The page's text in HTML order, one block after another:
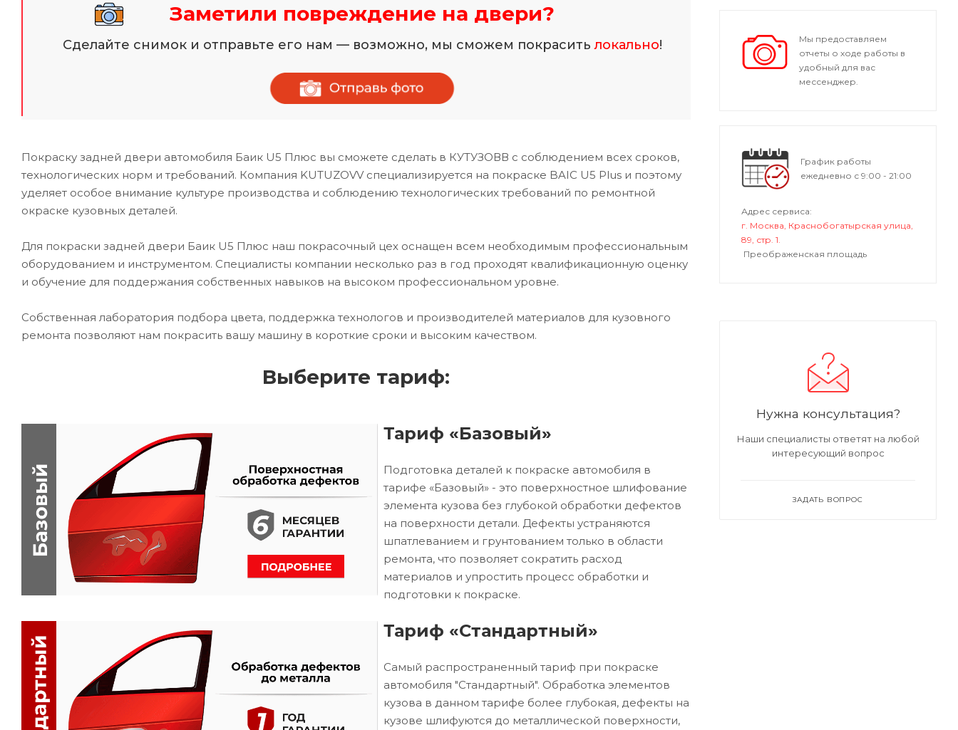
Заметили повреждение на двери?
Сделайте снимок и отправьте его нам — возможно, мы сможем покраситьлокально!
Покраску задней двери автомобиля Баик U5 Плюс вы сможете сделать в КУТУЗОВВ с соблюдением всех сроков,
технологических норм и требований. Компания KUTUZOVV специализируется на покраске BAIC U5 Plus и поэтому
уделяет особое внимание культуре производства и соблюдению технологических требований по ремонтной
окраске кузовных деталей.
Для покраски задней двери Баик U5 Плюс наш покрасочный цех оснащен всем необходимым профессиональным
оборудованием и инструментом. Специалисты компании несколько раз в год проходят квалификационную оценку
и обучение для поддержания собственных навыков на высоком профессиональном уровне.
Собственная лаборатория подбора цвета, поддержка технологов и производителей материалов для кузовного
ремонта позволяют нам покрасить вашу машину в короткие сроки и высоким качеством.
Выберите тариф:
Тариф «Базовый»
Подготовка деталей к покраске автомобиля в
тарифе «Базовый» - это поверхностное шлифование
элемента кузова без глубокой обработки дефектов
на поверхности детали. Дефекты устраняются
шпатлеванием и грунтованием только в области
ремонта, что позволяет сократить расход
материалов и упростить процесс обработки и
подготовки к покраске.
Тариф «Стандартный»
Самый распространенный тариф при покраске
автомобиля "Стандартный". Обработка элементов
кузова в данном тарифе более глубокая, дефекты на
кузове шлифуются до металлической поверхности,
Мы предоставляем
отчеты о ходе работы в
удобный для вас
мессенджер.
График работы
ежедневно с 9:00 - 21:00
Адрес сервиса:
г. Москва, Краснобогатырская улица,
89, стр. 1.
Преображенская площадь
Нужна консультация?
Наши специалисты ответят на любой
интересующий вопрос
ЗАДАТЬ ВОПРОС